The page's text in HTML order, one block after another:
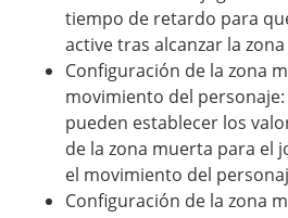
tiempo de retardo para
active tras alcanzar la
Configuración de la zona
movimiento del
pueden establecer los
de la zona muerta para el
el movimiento del
Configuración de la zona